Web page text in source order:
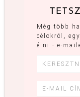
Még több
célokról,
élni - e-